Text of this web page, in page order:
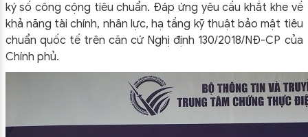
ký số công cộng tiêu chuẩn. Đáp ứng yêu cầu khắt khe về
khả năng tài chính, nhân lực, hạ tầng kỹ thuật bảo mật tiêu
chuẩn quốc tế trên căn cứ Nghị định 130/2018/NĐ-CP của
Chính phủ.